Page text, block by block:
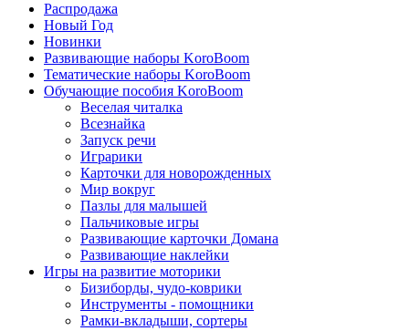
Распродажа
Новый Год
Новинки
Развивающие наборы KoroBoom
Тематические наборы KoroBoom
Обучающие пособия KoroBoom
Веселая читалка
Всезнайка
Запуск речи
Играрики
Карточки для новорожденных
Мир вокруг
Пазлы для малышей
Пальчиковые игры
Развивающие карточки Домана
Развивающие наклейки
Игры на развитие моторики
Бизиборды, чудо-коврики
Инструменты - помощники
Рамки-вкладыши, сортеры